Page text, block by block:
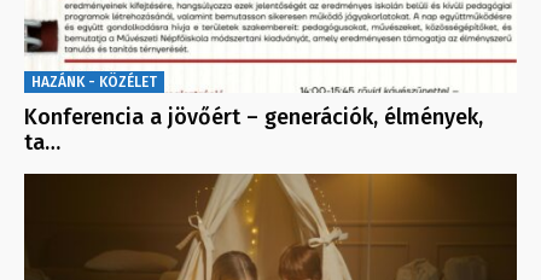
HAZÁNK - KÖZÉLET
Konferencia a jövőért – generációk, élmények,
ta…